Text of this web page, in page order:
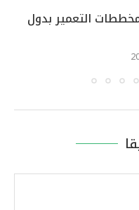
التعمير بدول